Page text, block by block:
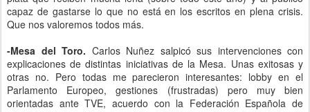
capaz de gastarse lo que no está en los escritos en plena crisis.
Que nos valoremos todos más.
-Mesa del Toro. Carlos Nuñez salpicó sus intervenciones con
explicaciones de distintas iniciativas de la Mesa. Unas exitosas y
otras no. Pero todas me parecieron interesantes: lobby en el
Parlamento Europeo, gestiones (frustradas) pero muy bien
orientadas ante TVE, acuerdo con la Federación Española de